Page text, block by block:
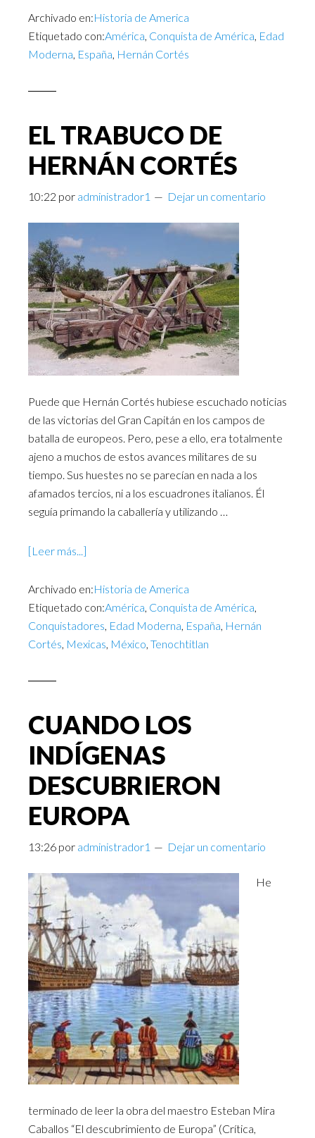
Archivado en:Historia de America
Etiquetado con:América, Conquista de América, Edad
Moderna, España, Hernán Cortés
EL TRABUCO DE
HERNÁN CORTÉS
10:22 por administrador1 Dejar un comentario
Puede que Hernán Cortés hubiese escuchado noticias
de las victorias del Gran Capitán en los campos de
batalla de europeos. Pero, pese a ello, era totalmente
ajeno a muchos de estos avances militares de su
tiempo. Sus huestes no se parecían en nada a los
afamados tercios, ni a los escuadrones italianos. Él
seguía primando la caballería y utilizando …
[Leer más...]
Archivado en:Historia de America
Etiquetado con:América, Conquista de América,
Conquistadores, Edad Moderna, España, Hernán
Cortés, Mexicas, México, Tenochtitlan
CUANDO LOS
INDÍGENAS
DESCUBRIERON
EUROPA
13:26 por administrador1 Dejar un comentario
He
terminado de leer la obra del maestro Esteban Mira
Caballos “El descubrimiento de Europa” (Crítica,